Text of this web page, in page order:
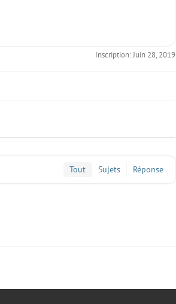
Inscription: Juin 28, 2019
Tout Sujets Réponse